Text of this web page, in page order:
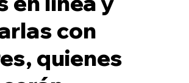
con
quienes